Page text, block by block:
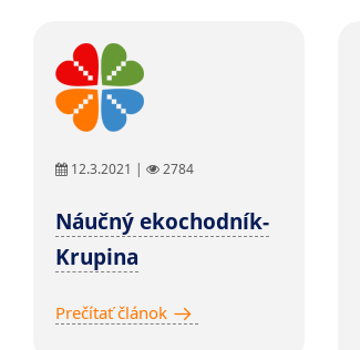
12.3.2021 | 2784
Náučný ekochodník-
Krupina
Prečítať článok